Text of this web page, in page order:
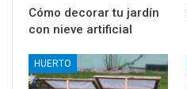
Cómo decorar tu jardín
con nieve artificial
HUERTO